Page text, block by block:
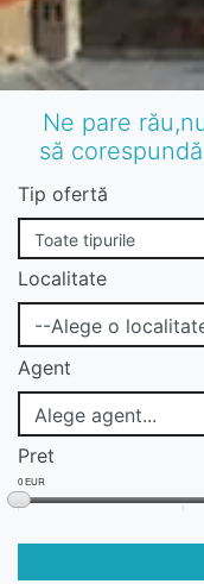
Ne pare
să
Tip ofertă
Localitate
Agent
Pret
0 EUR